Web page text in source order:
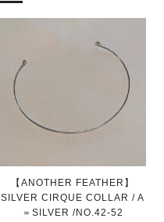
【ANOTHER FEATHER】
SILVER CIRQUE COLLAR / A
＝SILVER /NO.42-52